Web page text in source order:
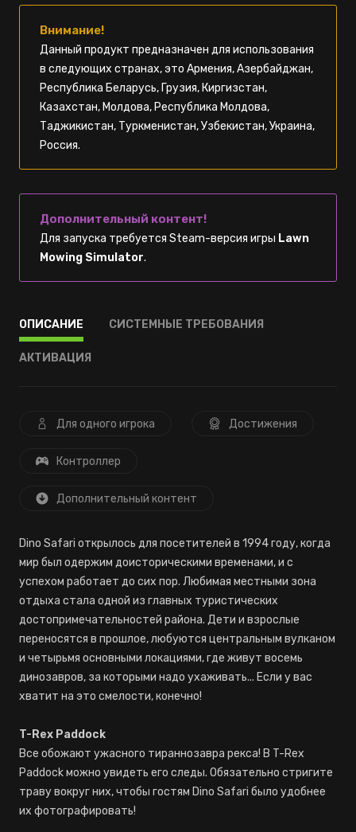
Внимание!
Данный продукт предназначен для использования
в следующих странах, это Армения, Азербайджан,
Республика Беларусь, Грузия, Киргизстан,
Казахстан, Молдова, Республика Молдова,
Таджикистан, Туркменистан, Узбекистан, Украина,
Россия.
Дополнительный контент!
Для запуска требуется Steam-версия игры Lawn
Mowing Simulator.
ОПИСАНИЕ СИСТЕМНЫЕ ТРЕБОВАНИЯ
АКТИВАЦИЯ
Для одного игрока Достижения
Контроллер
Дополнительный контент
Dino Safari открылось для посетителей в 1994 году, когда
мир был одержим доисторическими временами, и с
успехом работает до сих пор. Любимая местными зона
отдыха стала одной из главных туристических
достопримечательностей района. Дети и взрослые
переносятся в прошлое, любуются центральным вулканом
и четырьмя основными локациями, где живут восемь
динозавров, за которыми надо ухаживать... Если у вас
хватит на это смелости, конечно!
T-Rex Paddock
Все обожают ужасного тираннозавра рекса! В T-Rex
Paddock можно увидеть его следы. Обязательно стригите
траву вокруг них, чтобы гостям Dino Safari было удобнее
их фотографировать!